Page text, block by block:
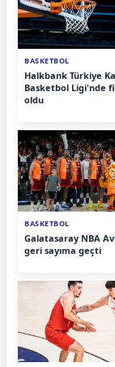
BASKETBOL
Halkbank Türkiye
Basketbol Ligi'nde
oldu
BASKETBOL
Galatasaray NBA
geri sayıma geçti